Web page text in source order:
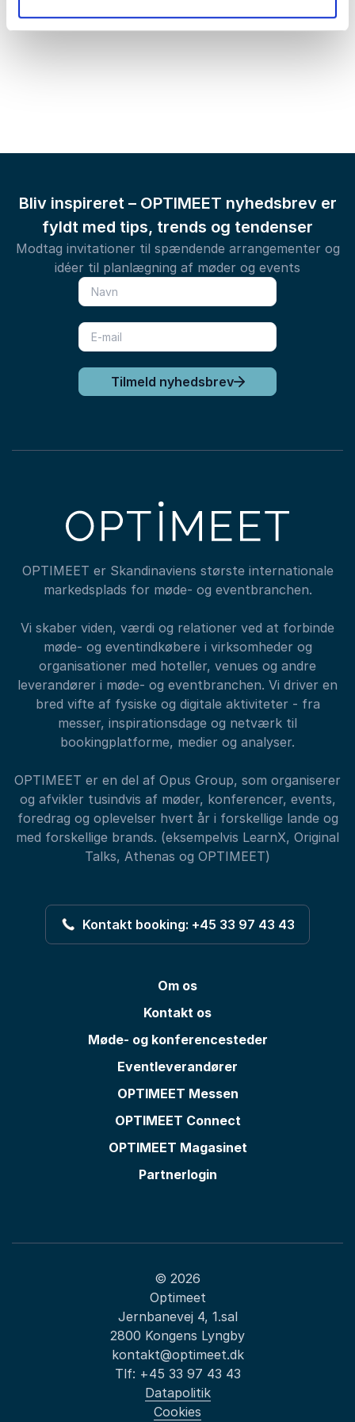
Bliv inspireret – OPTIMEET nyhedsbrev er
fyldt med tips, trends og tendenser
Modtag invitationer til spændende arrangementer og
idéer til planlægning af møder og events
Tilmeld nyhedsbrev
OPTIMEET er Skandinaviens største internationale
markedsplads for møde- og eventbranchen.
Vi skaber viden, værdi og relationer ved at forbinde
møde- og eventindkøbere i virksomheder og
organisationer med hoteller, venues og andre
leverandører i møde- og eventbranchen. Vi driver en
bred vifte af fysiske og digitale aktiviteter - fra
messer, inspirationsdage og netværk til
bookingplatforme, medier og analyser.
OPTIMEET er en del af Opus Group, som organiserer
og afvikler tusindvis af møder, konferencer, events,
foredrag og oplevelser hvert år i forskellige lande og
med forskellige brands. (eksempelvis LearnX, Original
Talks, Athenas og OPTIMEET)
Kontakt booking: +45 33 97 43 43
Om os
Kontakt os
Møde- og konferencesteder
Eventleverandører
OPTIMEET Messen
OPTIMEET Connect
OPTIMEET Magasinet
Partnerlogin
© 2026
Optimeet
Jernbanevej 4, 1.sal
2800 Kongens Lyngby
kontakt@optimeet.dk
Tlf: +45 33 97 43 43
Datapolitik
Cookies